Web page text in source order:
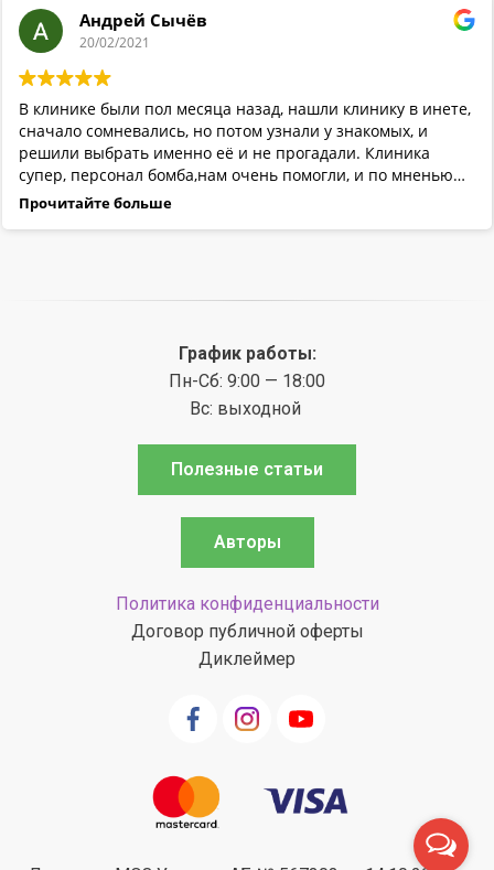
Андрей Сычёв
20/02/2021
В клинике были пол месяца назад, нашли клинику в инете,
сначало сомневались, но потом узнали у знакомых, и
решили выбрать именно её и не прогадали. Клиника
супер, персонал бомба,нам очень помогли, и по мненью
лечащихся и нашему лучше клиники нет,
Прочитайте больше
График работы:
Пн-Сб: 9:00 — 18:00
Вс: выходной
Полезные статьи
Авторы
Политика конфиденциальности
Договор публичной оферты
Диклеймер